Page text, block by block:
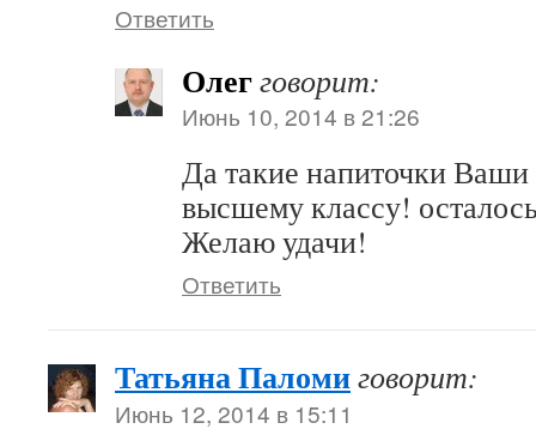
Ответить
Олегговорит:
Июнь 10, 2014 в 21:26
Да такие напиточки Ваши
высшему классу!
Желаю удачи!
Ответить
Татьяна Паломиговорит:
Июнь 12, 2014 в 15:11